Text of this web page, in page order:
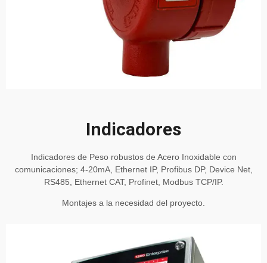
Indicadores
Indicadores de Peso robustos de Acero Inoxidable con
comunicaciones; 4-20mA, Ethernet IP, Profibus DP, Device Net,
RS485, Ethernet CAT, Profinet, Modbus TCP/IP.
Montajes a la necesidad del proyecto.